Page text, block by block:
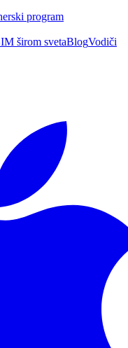
program
širom svetaBlogVodiči